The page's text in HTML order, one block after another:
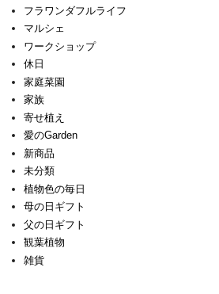
フラワンダフルライフ
マルシェ
ワークショップ
休日
家庭菜園
家族
寄せ植え
愛のGarden
新商品
未分類
植物色の毎日
母の日ギフト
父の日ギフト
観葉植物
雑貨